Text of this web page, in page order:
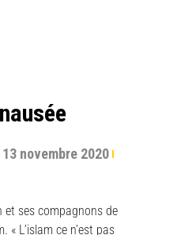
13 novembre 2020
et ses compagnons de
« L’islam ce n’est pas